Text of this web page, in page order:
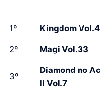
1º Kingdom
2º Magi Vol.33
3º
Diamond no
II Vol.7